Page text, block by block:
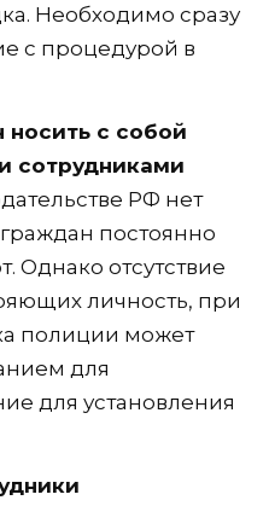
Необходимо сразу
с процедурой в
с собой
сотрудниками
РФ нет
постоянно
Однако отсутствие
личность, при
полиции может
для
для установления